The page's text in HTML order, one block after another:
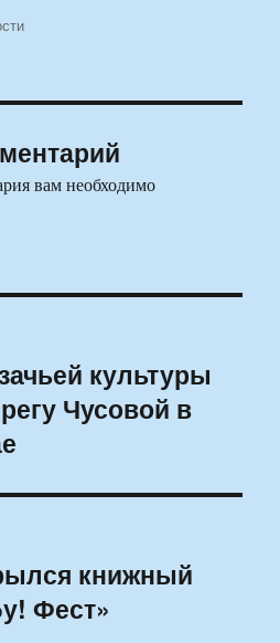
вам необходимо
культуры
Чусовой в
книжный
Фест»